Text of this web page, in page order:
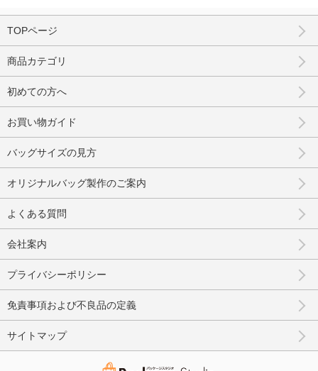
TOPページ
商品カテゴリ
初めての方へ
お買い物ガイド
バッグサイズの見方
オリジナルバッグ製作のご案内
よくある質問
会社案内
プライバシーポリシー
免責事項および不良品の定義
サイトマップ